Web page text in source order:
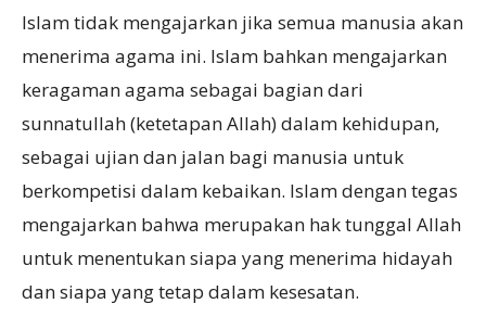
Islam tidak mengajarkan jika semua manusia akan
menerima agama ini. Islam bahkan mengajarkan
keragaman agama sebagai bagian dari
sunnatullah (ketetapan Allah) dalam kehidupan,
sebagai ujian dan jalan bagi manusia untuk
berkompetisi dalam kebaikan. Islam dengan tegas
mengajarkan bahwa merupakan hak tunggal Allah
untuk menentukan siapa yang menerima hidayah
dan siapa yang tetap dalam kesesatan.